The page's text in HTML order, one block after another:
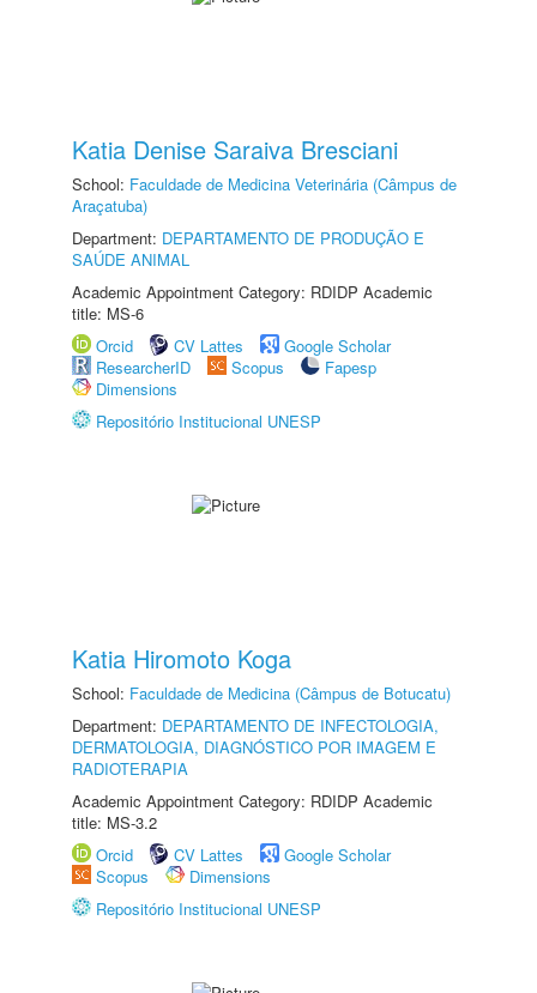
Katia Denise Saraiva Bresciani
School: Faculdade de Medicina Veterinária (Câmpus de
Araçatuba)
Department: DEPARTAMENTO DE PRODUÇÃO E
SAÚDE ANIMAL
Academic Appointment Category: RDIDP Academic
title: MS-6
Orcid
CV Lattes
Google Scholar
ResearcherID
Scopus
Fapesp
Dimensions
Repositório Institucional UNESP
Katia Hiromoto Koga
School: Faculdade de Medicina (Câmpus de Botucatu)
Department: DEPARTAMENTO DE INFECTOLOGIA,
DERMATOLOGIA, DIAGNÓSTICO POR IMAGEM E
RADIOTERAPIA
Academic Appointment Category: RDIDP Academic
title: MS-3.2
Orcid
CV Lattes
Google Scholar
Scopus
Dimensions
Repositório Institucional UNESP